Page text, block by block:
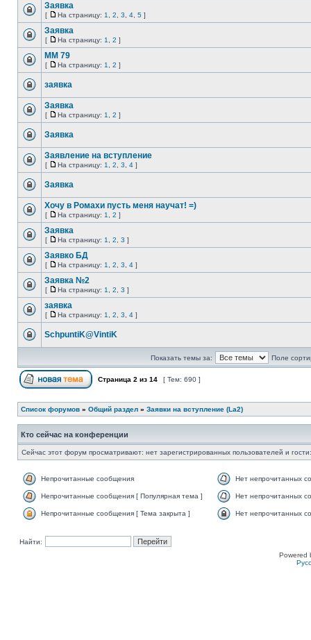
Заявка
[ На страницу: 1 2 3 4 5 ]
Заявка
[ На страницу: 1 2 ]
MM 79
[ На страницу: 1 2 ]
заявка
Заявка
[ На страницу: 1 2 ]
Заявка
Заявление на вступление
[ На страницу: 1 2 3 4 ]
Заявка
Хочу в Ромахи пусть меня научат! =)
[ На страницу: 1 2 ]
Заявка
[ На страницу: 1 2 3 ]
Заявко БД
[ На страницу: 1 2 3 4 ]
Заявка №2
[ На страницу: 1 2 3 ]
заявка
[ На страницу: 1 2 3 4 ]
SchpuntiK@VintiK
Показать темы за: Поле
Страница 2 из 14 [ Тем: 690 ]
Список форумов » Общий раздел » Заявки на вступление (La2)
Кто сейчас на конференции
Сейчас этот форум просматривают: нет зарегистрированных пользователей и
Непрочитанные сообщения Нет непрочитанных
Непрочитанные сообщения [ Популярная тема ] Нет непрочитанных
Непрочитанные сообщения [ Тема закрыта ] Нет непрочитанных
Найти:
Powered